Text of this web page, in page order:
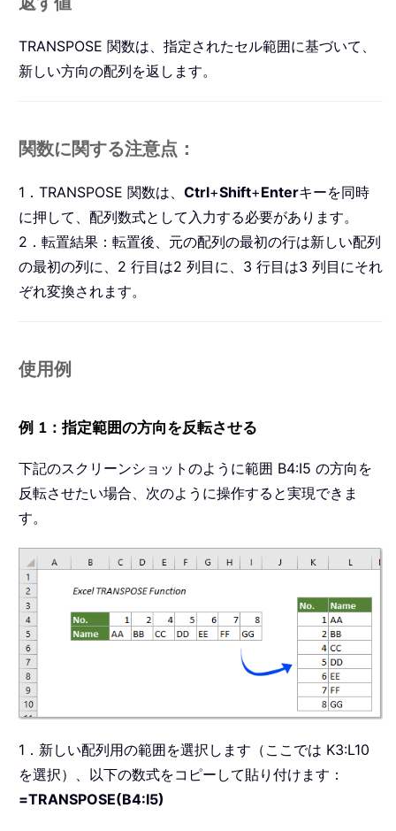
TRANSPOSE 関数は、指定されたセル範囲に基づいて、
新しい方向の配列を返します。
関数に関する注意点：
1．TRANSPOSE 関数は、 Ctrl+Shift+Enterキーを同時
に押して、配列数式として入力する必要があります。
2．転置結果：転置後、元の配列の最初の行は新しい配列
の最初の列に、2 行目は2 列目に、3 行目は3 列目にそれ
ぞれ変換されます。
使用例
例 1：指定範囲の方向を反転させる
下記のスクリーンショットのように範囲 B4:I5 の方向を
反転させたい場合、次のように操作すると実現できま
す。
1．新しい配列用の範囲を選択します（ここでは K3:L10
を選択）、以下の数式をコピーして貼り付けます：
=TRANSPOSE(B4:I5)